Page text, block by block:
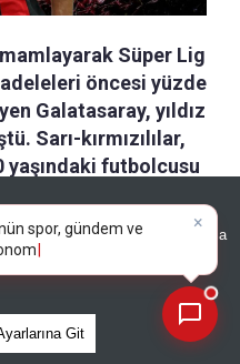
sitemizde
KVKK ve GDPR kapsamında
Aydınlatma Metnimizi
Git
Süper Lig
öncesi yüzde
Galatasaray, yıldız
Sarı-kırmızılılar,
yaşındaki futbolcusu
numara ve forvet
çok yönlü
önümüzdeki
beklenirken, milli
Jahn Regensburg
×
spor, gündem ve
gelişmelerini analiz